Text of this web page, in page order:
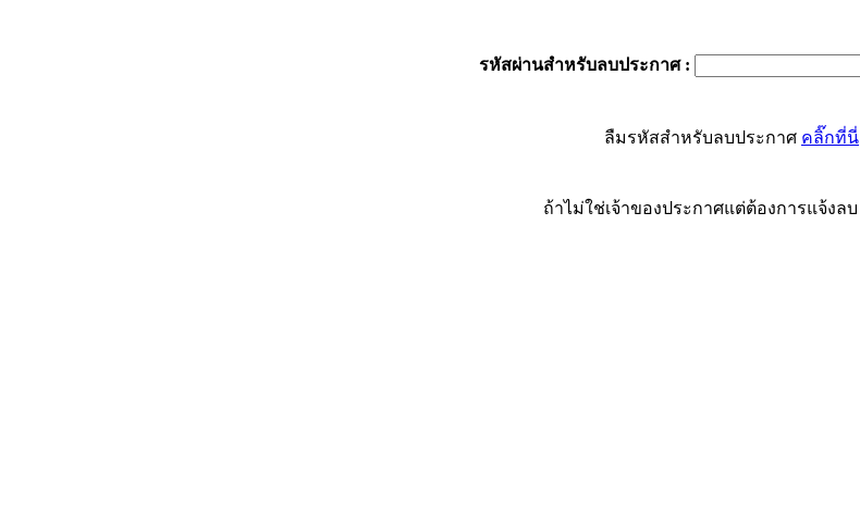
รหัสผ่านสำหรับลบประกาศ:
ลืมรหัสสำหรับลบประกาศ คลิ๊กที่นี่
ถ้าไม่ใช่เจ้าของประกาศแต่ต้องการแจ้งลบ